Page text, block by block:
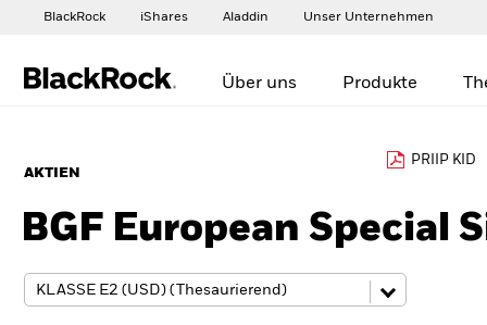
BlackRock iShares Aladdin Unser Unternehmen
Über uns Produkte
AKTIEN
PRIIP KID
BGF European Special